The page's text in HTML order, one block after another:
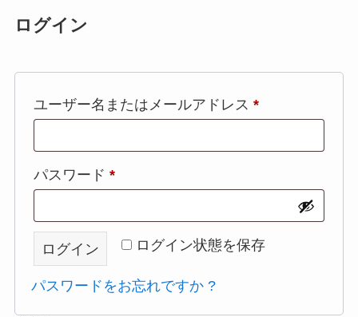
ログイン
ユーザー名またはメールアドレス *必
パスワード *必
ログイン状態を保存
ログイン
パスワードをお忘れですか ?